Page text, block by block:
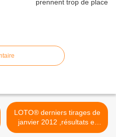
LOTO® derniers tirages de
janvier 2012 ,résultats et
gains >